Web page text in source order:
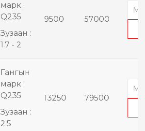
марк :
Q235
Зузаан :
1.7 - 2
9500 57000
Гангын
марк :
Q235
Зузаан :
2.5
13250 79500